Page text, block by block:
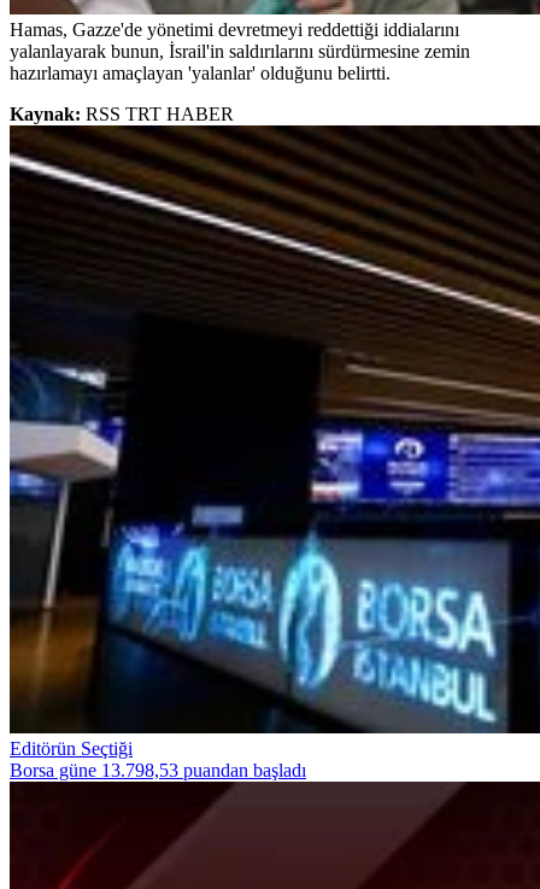
Hamas, Gazze'de yönetimi devretmeyi reddettiği iddialarını
yalanlayarak bunun, İsrail'in saldırılarını sürdürmesine zemin
hazırlamayı amaçlayan 'yalanlar' olduğunu belirtti.
Kaynak: RSS TRT HABER
Editörün Seçtiği
Borsa güne 13.798,53 puandan başladı